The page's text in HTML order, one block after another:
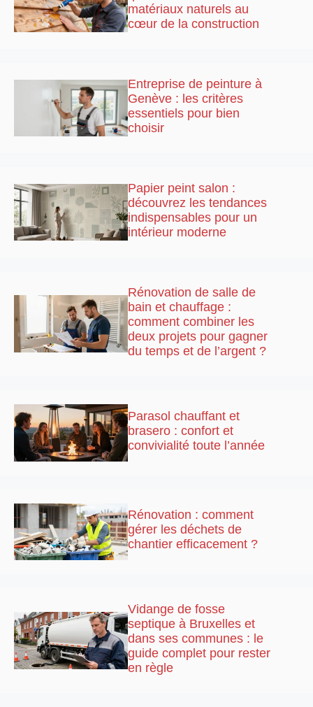
matériaux naturels au
cœur de la construction
Entreprise de peinture à
Genève : les critères
essentiels pour bien
choisir
Papier peint salon :
découvrez les tendances
indispensables pour un
intérieur moderne
Rénovation de salle de
bain et chauffage :
comment combiner les
deux projets pour gagner
du temps et de l’argent ?
Parasol chauffant et
brasero : confort et
convivialité toute l’année
Rénovation : comment
gérer les déchets de
chantier efficacement ?
Vidange de fosse
septique à Bruxelles et
dans ses communes : le
guide complet pour rester
en règle